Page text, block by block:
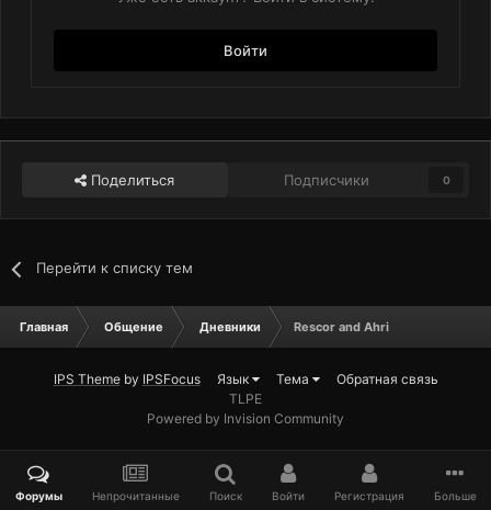
Войти
Поделиться Подписчики 0
Перейти к списку тем
Главная Общение Дневники Rescor and Ahri
IPS Themeby IPSFocus Язык Тема
Обратная связь
TLPE
Powered by Invision Community
Форумы Непрочитанные Поиск Войти Регистрация Больше